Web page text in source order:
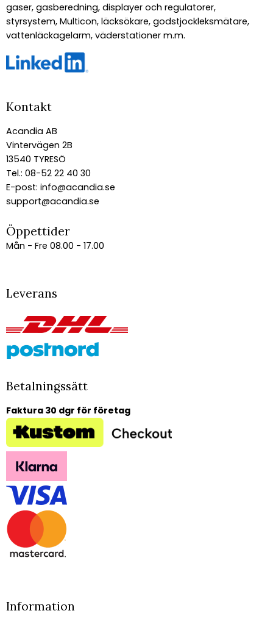
gaser, gasberedning, displayer och regulatorer,
styrsystem, Multicon, läcksökare, godstjockleksmätare,
vattenläckagelarm, väderstationer m.m.
Kontakt
Acandia AB
Vintervägen 2B
13540 TYRESÖ
Tel.: 08-52 22 40 30
E-post: info@acandia.se
support@acandia.se
Öppettider
Mån - Fre 08.00 - 17.00
Leverans
Betalningssätt
Faktura 30 dgr för företag
Information